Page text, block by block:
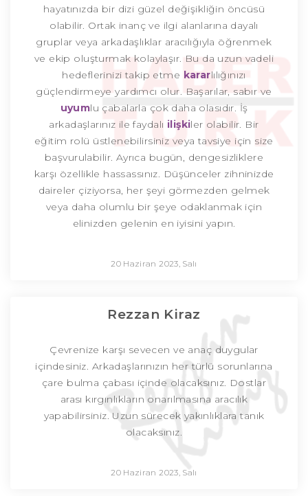
hayatınızda bir dizi güzel değişikliğin öncüsü
olabilir. Ortak inanç ve ilgi alanlarına dayalı
gruplar veya arkadaşlıklar aracılığıyla öğrenmek
ve ekip oluşturmak kolaylaşır. Bu da uzun vadeli
hedeflerinizi takip etme kararlılığınızı
güçlendirmeye yardımcı olur. Başarılar, sabır ve
uyumlu çabalarla çok daha olasıdır. İş
arkadaşlarınız ile faydalı ilişkiler olabilir. Bir
eğitim rolü üstlenebilirsiniz veya tavsiye için size
başvurulabilir. Ayrıca bugün, dengesizliklere
karşı özellikle hassassınız. Düşünceler zihninizde
daireler çiziyorsa, her şeyi görmezden gelmek
veya daha olumlu bir şeye odaklanmak için
elinizden gelenin en iyisini yapın.
20 Haziran 2023, Salı
Rezzan Kiraz
Çevrenize karşı sevecen ve anaç duygular
içindesiniz. Arkadaşlarınızın her türlü sorunlarına
çare bulma çabası içinde olacaksınız. Dostlar
arası kırgınlıkların onarılmasına aracılık
yapabilirsiniz. Uzun sürecek yakınlıklara tanık
olacaksınız.
20 Haziran 2023, Salı